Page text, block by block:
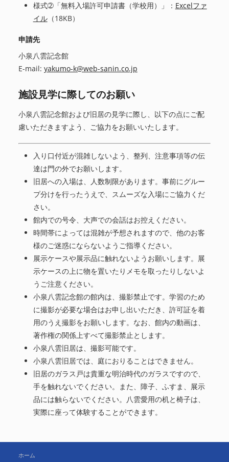
様式➁「無料入場許可申請書（学校用）」： Excelファ
イル（18KB）
申請先
小泉八雲記念館
E-mail: yakumo-k@web-sanin.co.jp
施設見学に際してのお願い
小泉八雲記念館および旧居の見学に際し、以下の点にご配
慮いただきますよう、ご協力をお願いいたします。
入り口付近が混雑しないよう、整列、注意事項等の伝
達は門の外でお願いします。
旧居への入場は、人数制限があります。事前にグルー
プ分けを行ったうえで、スムーズな入場にご協力くだ
さい。
館内での号令、大声での会話はお控えください。
時間帯によっては混雑が予想されますので、他のお客
様のご迷惑にならないようご指導ください。
展示ケースや展示品に触れないようお願いします。展
示ケースの上に物を置いたりメモを取ったりしないよ
うご注意ください。
小泉八雲記念館の館内は、撮影禁止です。学習のため
に撮影が必要な場合はお申し出いただき、許可証を着
用のうえ撮影をお願いします。なお、館内の動画は、
著作権の関係上すべて撮影禁止とします。
小泉八雲旧居は、撮影可能です。
小泉八雲旧居では、庭におりることはできません。
旧居のガラス戸は貴重な明治時代のガラスですので、
手を触れないでください。また、障子、ふすま、展示
品には触らないでください。八雲愛用の机と椅子は、
実際に座って体験することができます。
ホーム